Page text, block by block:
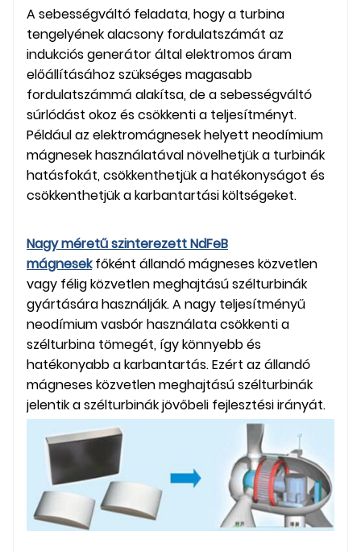
A sebességváltó feladata, hogy a turbina
tengelyének alacsony fordulatszámát az
indukciós generátor által elektromos áram
előállításához szükséges magasabb
fordulatszámmá alakítsa, de a sebességváltó
súrlódást okoz és csökkenti a teljesítményt.
Például az elektromágnesek helyett neodímium
mágnesek használatával növelhetjük a turbinák
hatásfokát, csökkenthetjük a hatékonyságot és
csökkenthetjük a karbantartási költségeket.
Nagy méretű szinterezett NdFeB
mágnesekfőként állandó mágneses közvetlen
vagy félig közvetlen meghajtású szélturbinák
gyártására használják. A nagy teljesítményű
neodímium vasbór használata csökkenti a
szélturbina tömegét, így könnyebb és
hatékonyabb a karbantartás. Ezért az állandó
mágneses közvetlen meghajtású szélturbinák
jelentik a szélturbinák jövőbeli fejlesztési irányát.